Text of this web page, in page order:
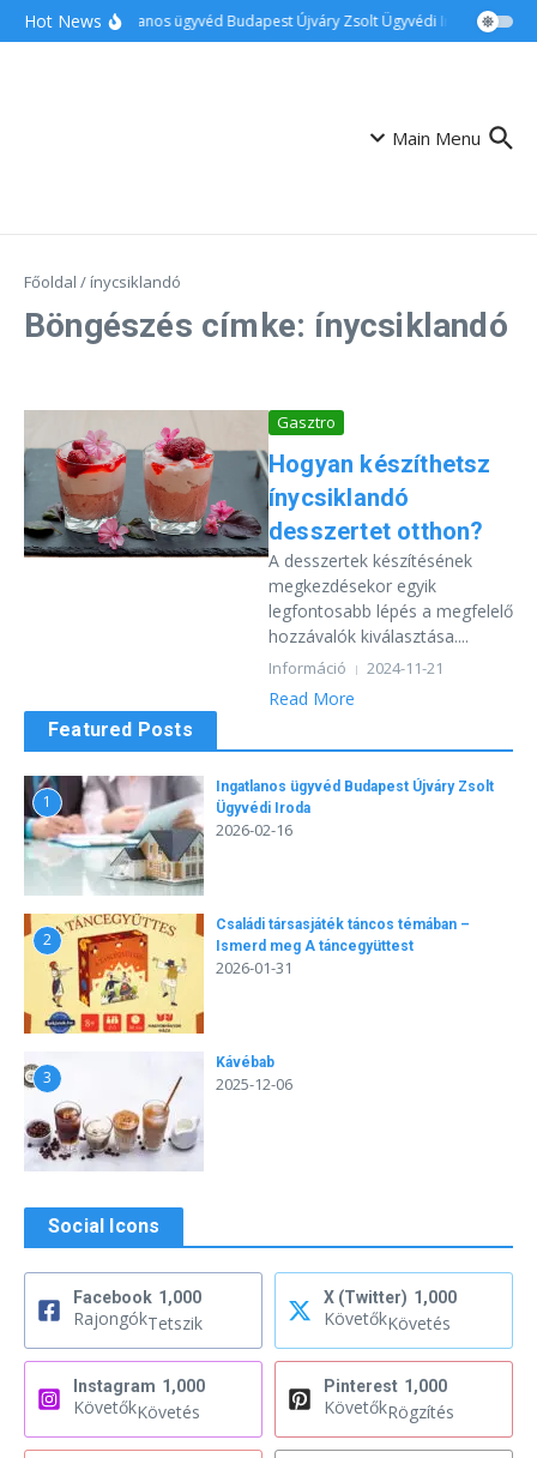
Ugrás a tartalomhoz
Hot NewsIngatlanos ügyvéd Budapest Újváry Zsolt Ügyvédi Iroda
Main Menu
Főoldal / ínycsiklandó
Böngészés címke: ínycsiklandó
Gasztro
Hogyan készíthetsz
ínycsiklandó
desszertet otthon?
A desszertek készítésének
megkezdésekor egyik
legfontosabb lépés a megfelelő
hozzávalók kiválasztása....
Információ 2024-11-21
Read More
Featured Posts
1
Ingatlanos ügyvéd Budapest Újváry Zsolt
Ügyvédi Iroda
2026-02-16
2
Családi társasjáték táncos témában –
Ismerd meg A táncegyüttest
2026-01-31
3
Kávébab
2025-12-06
Social Icons
Facebook 1,000
RajongókTetszik
X (Twitter) 1,000
KövetőkKövetés
Instagram 1,000
KövetőkKövetés
Pinterest 1,000
KövetőkRögzítés